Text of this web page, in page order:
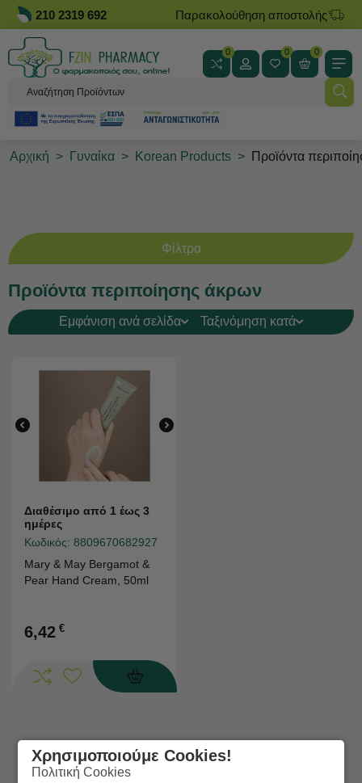
210 2319 692 Παρακολούθηση αποστολής
0 0 0
Αρχική > Γυναίκα > Korean Products > Προϊόντα
Φίλτρα
Προϊόντα περιποίησης άκρων
Εμφάνιση ανά σελίδα Ταξινόμηση κατά
Διαθέσιμο από 1 έως 3
ημέρες
Κωδικός: 8809670682927
Mary & May Bergamot &
Pear Hand Cream, 50ml
6,42 €
Χρησιμοποιούμε Cookies!
Πολιτική Cookies